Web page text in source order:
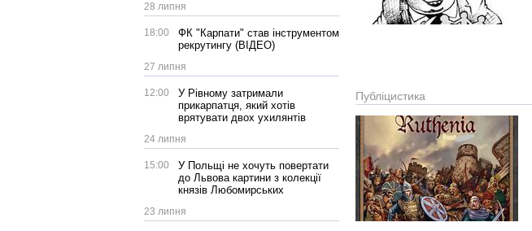
28 липня
18:00
ФК "Карпати" став інструментом
рекрутингу (ВІДЕО)
27 липня
12:00
У Рівному затримали
прикарпатця, який хотів
врятувати двох ухилянтів
24 липня
15:00
У Польщі не хочуть повертати
до Львова картини з колекції
князів Любомирських
23 липня
Публіцистика